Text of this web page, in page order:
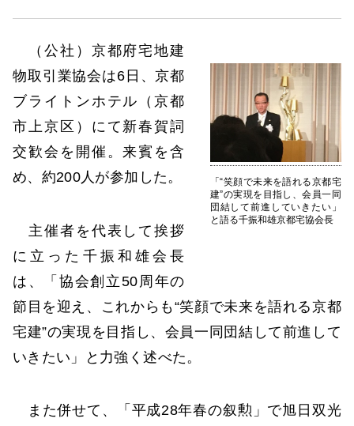
「“笑顔で未来を語れる京都宅
建”の実現を目指し、会員一同
団結して前進していきたい」
と語る千振和雄京都宅協会長
（公社）京都府宅地建
物取引業協会は6日、京都
ブライトンホテル（京都
市上京区）にて新春賀詞
交歓会を開催。来賓を含
め、約200人が参加した。
主催者を代表して挨拶
に立った千振和雄会長
は、「協会創立50周年の
節目を迎え、これからも“笑顔で未来を語れる京都
宅建”の実現を目指し、会員一同団結して前進して
いきたい」と力強く述べた。
また併せて、「平成28年春の叙勲」で旭日双光